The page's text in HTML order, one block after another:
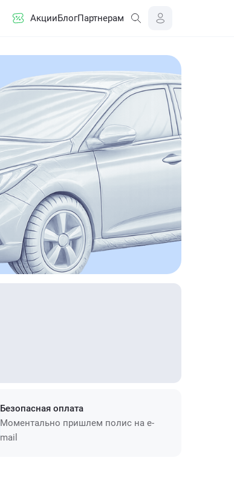
АкцииБлогПартнерам
Безопасная оплата
Моментально пришлем полис на e-
mail